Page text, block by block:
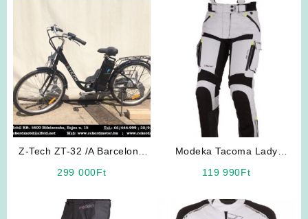
Z-Tech ZT-32 /A Barcelona
299 000Ft
Modeka Tacoma Lady
119 990Ft